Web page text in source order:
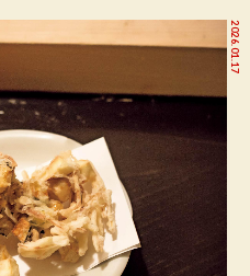
2026.01.17